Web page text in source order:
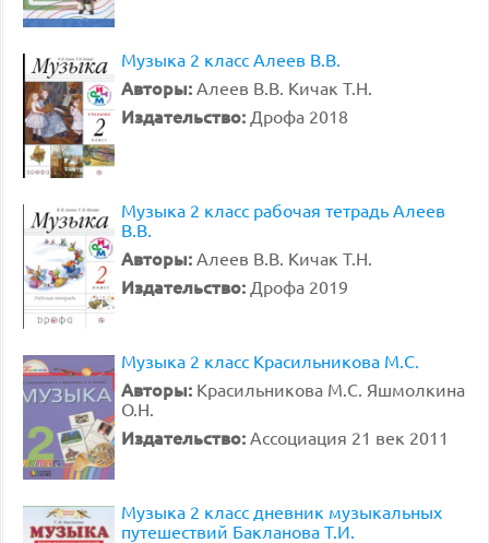
Музыка 2 класс Алеев В.В.
Авторы: Алеев В.В. Кичак Т.Н.
Издательство: Дрофа 2018
Музыка 2 класс рабочая тетрадь Алеев
В.В.
Авторы: Алеев В.В. Кичак Т.Н.
Издательство: Дрофа 2019
Музыка 2 класс Красильникова М.С.
Авторы: Красильникова М.С. Яшмолкина
О.Н.
Издательство: Ассоциация 21 век 2011
Музыка 2 класс дневник музыкальных
путешествий Бакланова Т.И.